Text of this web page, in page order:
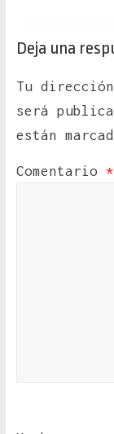
Deja una
Tu
será
están
Comentario *